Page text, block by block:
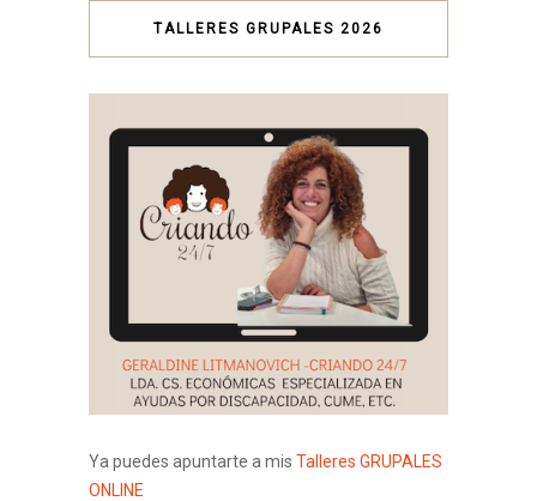
TALLERES GRUPALES 2026
Ya puedes apuntarte a mis Talleres GRUPALES
ONLINE